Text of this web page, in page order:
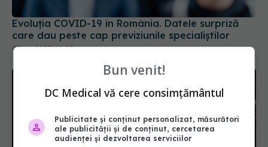
Evoluția COVID-19 în România. Datele surpriză
care dau peste cap previziunile specialiștilor
07 oct 2025, 16:23
Bun venit!
DC Medical vă cere consimțământul
Publicitate și conținut personalizat, măsurători
ale publicității și de conținut, cercetarea
audienței și dezvoltarea serviciilor